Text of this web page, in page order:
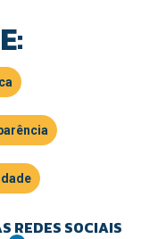
REDES SOCIAIS